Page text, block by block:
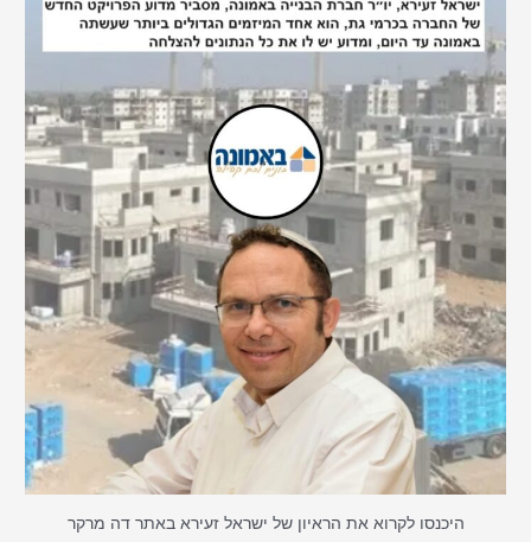
היכנסו לקרוא את הראיון של ישראל זעירא באתר דה מרקר